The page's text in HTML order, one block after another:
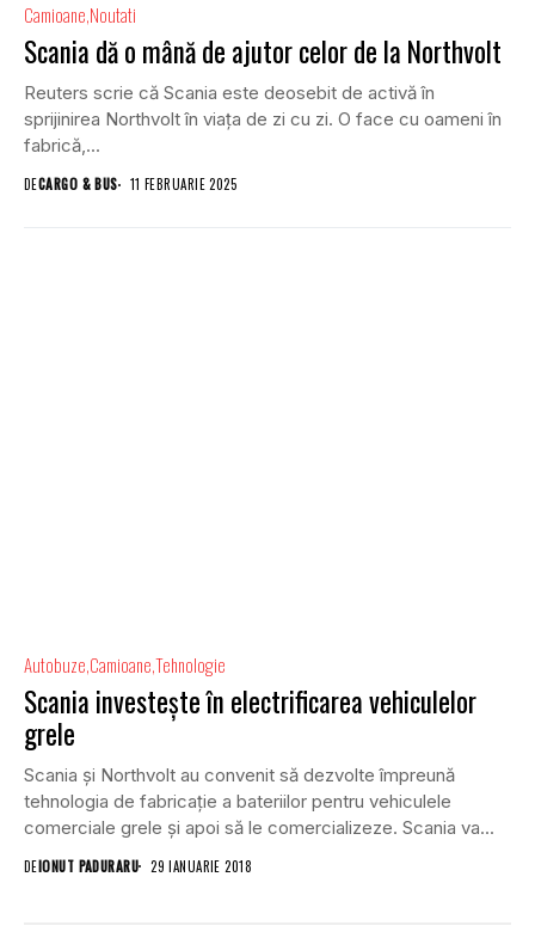
Camioane Noutati
Scania dă o mână de ajutor celor de la Northvolt
Reuters scrie că Scania este deosebit de activă în
sprijinirea Northvolt în viața de zi cu zi. O face cu oameni în
fabrică,...
DECARGO & BUS 11 FEBRUARIE 2025
Autobuze CamioaneTehnologie
Scania investește în electrificarea vehiculelor
grele
Scania şi Northvolt au convenit să dezvolte împreună
tehnologia de fabricaţie a bateriilor pentru vehiculele
comerciale grele şi apoi să le comercializeze. Scania va...
DEIONUT PADURARU 29 IANUARIE 2018